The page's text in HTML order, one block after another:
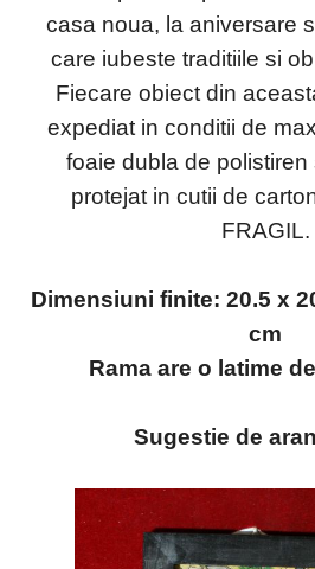
casa noua, la aniversare
care iubeste traditiile si
Fiecare obiect din
expediat in conditii de
foaie dubla de polistiren
protejat in cutii de
FRAGIL.
Dimensiuni finite: 20.5 x
cm
Rama are o latime
Sugestie de